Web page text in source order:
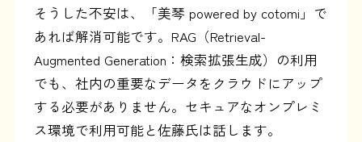
そうした不安は、「美琴 powered by cotomi」で
あれば解消可能です。RAG（Retrieval-
Augmented Generation：検索拡張生成）の利用
でも、社内の重要なデータをクラウドにアップ
する必要がありません。セキュアなオンプレミ
ス環境で利用可能と佐藤氏は話します。